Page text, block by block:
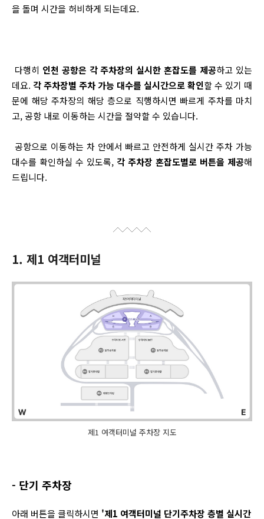
을 돌며 시간을 허비하게 되는데요.
다행히 인천 공항은 각 주차장의 실시한 혼잡도를 제공하고 있는
데요. 각 주차장별 주차 가능 대수를 실시간으로 확인할 수 있기 때
문에 해당 주차장의 해당 층으로 직행하시면 빠르게 주차를 마치
고, 공항 내로 이동하는 시간을 절약할 수 있습니다.
공항으로 이동하는 차 안에서 빠르고 안전하게 실시간 주차 가능
대수를 확인하실 수 있도록, 각 주차장 혼잡도별로 버튼을 제공해
드립니다.
1. 제1 여객터미널
제1 여객터미널 주차장 지도
- 단기 주차장
아래 버튼을 클릭하시면 '제1 여객터미널 단기주차장 층별 실시간